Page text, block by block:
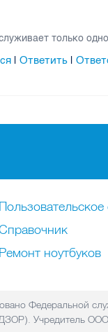
только
|Ответить |
Ремонт нoутбуков
Федеральной
Учредитель